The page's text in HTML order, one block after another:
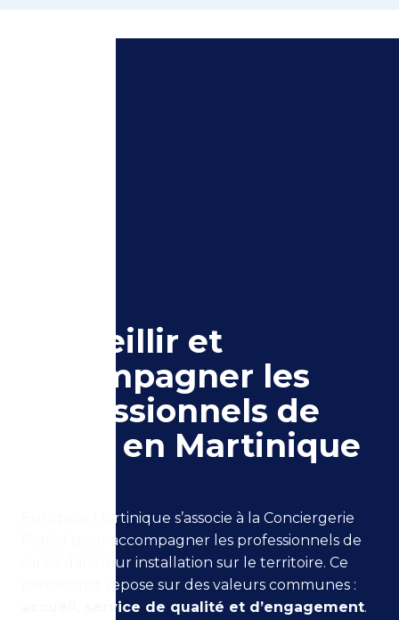
Accueillir et
accompagner les
professionnels de
santé en Martinique
Europcar Martinique s’associe à la Conciergerie
Rimèd pour accompagner les professionnels de
santé dans leur installation sur le territoire. Ce
partenariat repose sur des valeurs communes :
accueil, service de qualité et d’engagement.